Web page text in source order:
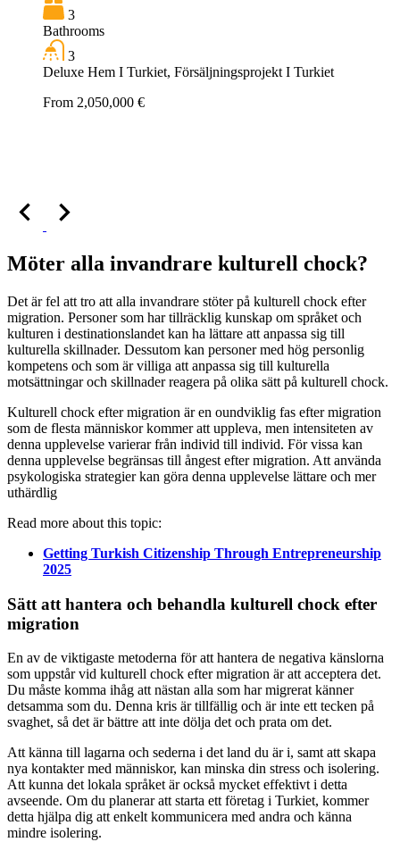
3
Bathrooms
3
Deluxe Hem I Turkiet, Försäljningsprojekt I Turkiet
From 2,050,000 €
Möter alla invandrare kulturell chock?
Det är fel att tro att alla invandrare stöter på kulturell chock efter
migration. Personer som har tillräcklig kunskap om språket och
kulturen i destinationslandet kan ha lättare att anpassa sig till
kulturella skillnader. Dessutom kan personer med hög personlig
kompetens och som är villiga att anpassa sig till kulturella
motsättningar och skillnader reagera på olika sätt på kulturell chock.
Kulturell chock efter migration är en oundviklig fas efter migration
som de flesta människor kommer att uppleva, men intensiteten av
denna upplevelse varierar från individ till individ. För vissa kan
denna upplevelse begränsas till ångest efter migration. Att använda
psykologiska strategier kan göra denna upplevelse lättare och mer
uthärdlig
Read more about this topic:
Getting Turkish Citizenship Through Entrepreneurship
2025
Sätt att hantera och behandla kulturell chock efter
migration
En av de viktigaste metoderna för att hantera de negativa känslorna
som uppstår vid kulturell chock efter migration är att acceptera det.
Du måste komma ihåg att nästan alla som har migrerat känner
detsamma som du. Denna kris är tillfällig och är inte ett tecken på
svaghet, så det är bättre att inte dölja det och prata om det.
Att känna till lagarna och sederna i det land du är i, samt att skapa
nya kontakter med människor, kan minska din stress och isolering.
Att kunna det lokala språket är också mycket effektivt i detta
avseende. Om du planerar att starta ett företag i Turkiet, kommer
detta hjälpa dig att enkelt kommunicera med andra och känna
mindre isolering.